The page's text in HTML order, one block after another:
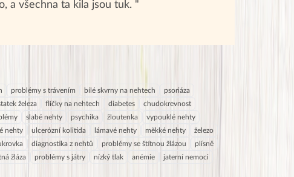
a všechna ta kila jsou tuk. "
problémy s trávením bílé skvrny na nehtech
psoriáza
železa flíčky na nehtech diabetes
chudokrevnost
slabé nehty psychika žloutenka
vypouklé nehty
nehty ulcerózní kolitida lámavé nehty měkké nehty
železo
diagnostika z nehtů problémy se štítnou žlázou
plísně
žláza problémy s játry nízký tlak anémie
jaterní nemoci